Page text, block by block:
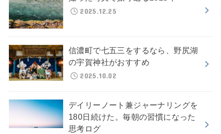
2025.12.25
信濃町で七五三をするなら、野尻湖
の宇賀神社がおすすめ
2025.10.02
デイリーノート兼ジャーナリングを
180日続けた。毎朝の習慣になった
思考ログ